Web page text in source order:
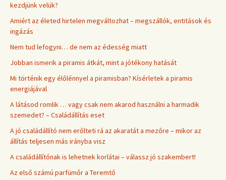
kezdjünk velük?
Amiért az életed hirtelen megváltozhat – megszállók, entitások és
ingázás
Nem tud lefogyni… de nem az édesség miatt
Jobban ismerik a piramis átkát, mint a jótékony hatását
Mi történik egy élőlénnyel a piramisban? Kísérletek a piramis
energiájával
A látásod romlik … vagy csak nem akarod használni a harmadik
szemedet? – Családállítás eset
A jó családállító nem erőlteti rá az akaratát a mezőre – mikor az
állítás teljesen más irányba visz
A családállítónak is lehetnek korlátai – válassz jó szakembert!
Az első számú parfümőr a Teremtő